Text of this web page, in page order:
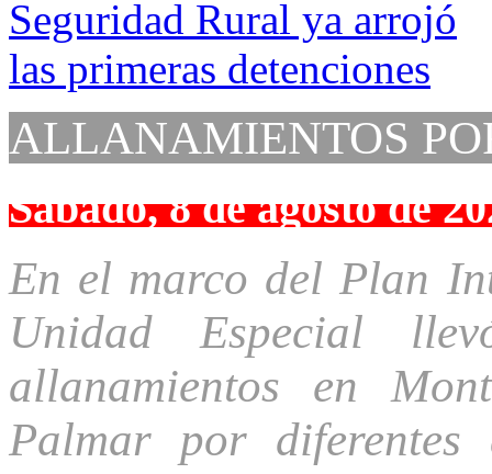
ALLANAMIENTOS
Sábado, 8 de agosto de
En el marco del Plan
Unidad Especial
allanamientos en
Palmar por diferentes